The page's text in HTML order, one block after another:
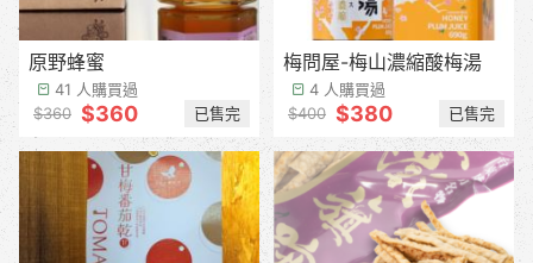
原野蜂蜜
41 人購買過
$360 $360 已售完
梅問屋-梅山濃縮酸梅湯
4 人購買過
$400 $380 已售完